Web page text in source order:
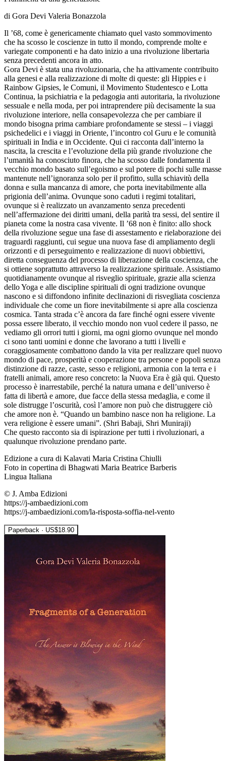
di Gora Devi Valeria Bonazzola
Il ’68, come è genericamente chiamato quel vasto sommovimento
che ha scosso le coscienze in tutto il mondo, comprende molte e
variegate componenti e ha dato inizio a una rivoluzione libertaria
senza precedenti ancora in atto.
Gora Devi è stata una rivoluzionaria, che ha attivamente contribuito
alla genesi e alla realizzazione di molte di queste: gli Hippies e i
Rainbow Gipsies, le Comuni, il Movimento Studentesco e Lotta
Continua, la psichiatria e la pedagogia anti autoritaria, la rivoluzione
sessuale e nella moda, per poi intraprendere più decisamente la sua
rivoluzione interiore, nella consapevolezza che per cambiare il
mondo bisogna prima cambiare profondamente se stessi – i viaggi
psichedelici e i viaggi in Oriente, l’incontro col Guru e le comunità
spirituali in India e in Occidente. Qui ci racconta dall’interno la
nascita, la crescita e l’evoluzione della più grande rivoluzione che
l’umanità ha conosciuto finora, che ha scosso dalle fondamenta il
vecchio mondo basato sull’egoismo e sul potere di pochi sulle masse
mantenute nell’ignoranza solo per il profitto, sulla schiavitù della
donna e sulla mancanza di amore, che porta inevitabilmente alla
prigionia dell’anima. Ovunque sono caduti i regimi totalitari,
ovunque si è realizzato un avanzamento senza precedenti
nell’affermazione dei diritti umani, della parità tra sessi, del sentire il
pianeta come la nostra casa vivente. Il ’68 non è finito: allo shock
della rivoluzione segue una fase di assestamento e rielaborazione dei
traguardi raggiunti, cui segue una nuova fase di ampliamento degli
orizzonti e di perseguimento e realizzazione di nuovi obbiettivi,
diretta conseguenza del processo di liberazione della coscienza, che
si ottiene soprattutto attraverso la realizzazione spirituale. Assistiamo
quotidianamente ovunque al risveglio spirituale, grazie alla scienza
dello Yoga e alle discipline spirituali di ogni tradizione ovunque
nascono e si diffondono infinite declinazioni di risvegliata coscienza
individuale che come un fiore inevitabilmente si apre alla coscienza
cosmica. Tanta strada c’è ancora da fare finché ogni essere vivente
possa essere liberato, il vecchio mondo non vuol cedere il passo, ne
vediamo gli orrori tutti i giorni, ma ogni giorno ovunque nel mondo
ci sono tanti uomini e donne che lavorano a tutti i livelli e
coraggiosamente combattono dando la vita per realizzare quel nuovo
mondo di pace, prosperità e cooperazione tra persone e popoli senza
distinzione di razze, caste, sesso e religioni, armonia con la terra e i
fratelli animali, amore reso concreto: la Nuova Era è già qui. Questo
processo è inarrestabile, perché la natura umana e dell’universo è
fatta di libertà e amore, due facce della stessa medaglia, e come il
sole distrugge l’oscurità, così l’amore non può che distruggere ciò
che amore non è. “Quando un bambino nasce non ha religione. La
vera religione è essere umani”. (Shri Babaji, Shri Muniraji)
Che questo racconto sia di ispirazione per tutti i rivoluzionari, a
qualunque rivoluzione prendano parte.
Edizione a cura di Kalavati Maria Cristina Chiulli
Foto in copertina di Bhagwati Maria Beatrice Barberis
Lingua Italiana
© J. Amba Edizioni
https://j-ambaedizioni.com
https://j-ambaedizioni.com/la-risposta-soffia-nel-vento
Paperback · US$18.90